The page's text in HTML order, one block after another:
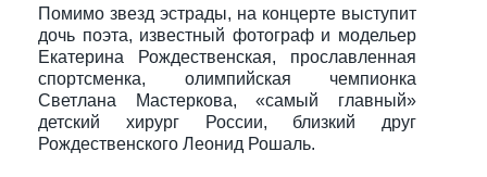
Помимо звезд эстрады, на концерте выступит
дочь поэта, известный фотограф и модельер
Екатерина Рождественская, прославленная
спортсменка, олимпийская чемпионка
Светлана Мастеркова, «самый главный»
детский хирург России, близкий друг
Рождественского Леонид Рошаль.